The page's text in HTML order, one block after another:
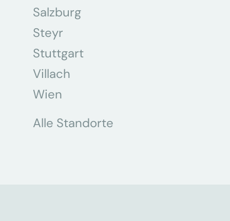
Salzburg
Steyr
Stuttgart
Villach
Wien
Alle Standorte